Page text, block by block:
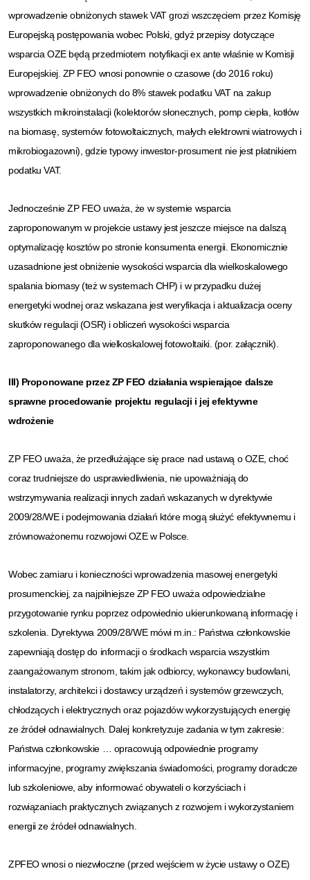
wprowadzenie obniżonych stawek VAT grozi wszczęciem przez Komisję
Europejską postępowania wobec Polski, gdyż przepisy dotyczące
wsparcia OZE będą przedmiotem notyfikacji ex ante właśnie w Komisji
Europejskiej. ZP FEO wnosi ponownie o czasowe (do 2016 roku)
wprowadzenie obniżonych do 8% stawek podatku VAT na zakup
wszystkich mikroinstalacji (kolektorów słonecznych, pomp ciepła, kotłów
na biomasę, systemów fotowoltaicznych, małych elektrowni wiatrowych i
mikrobiogazowni), gdzie typowy inwestor-prosument nie jest płatnikiem
podatku VAT.
Jednocześnie ZP FEO uważa, że w systemie wsparcia
zaproponowanym w projekcie ustawy jest jeszcze miejsce na dalszą
optymalizację kosztów po stronie konsumenta energii. Ekonomicznie
uzasadnione jest obniżenie wysokości wsparcia dla wielkoskalowego
spalania biomasy (też w systemach CHP) i w przypadku dużej
energetyki wodnej oraz wskazana jest weryfikacja i aktualizacja oceny
skutków regulacji (OSR) i obliczeń wysokości wsparcia
zaproponowanego dla wielkoskalowej fotowoltaiki. (por. załącznik).
III) Proponowane przez ZP FEO działania wspierające dalsze
sprawne procedowanie projektu regulacji i jej efektywne
wdrożenie
ZP FEO uważa, że przedłużające się prace nad ustawą o OZE, choć
coraz trudniejsze do usprawiedliwienia, nie upoważniają do
wstrzymywania realizacji innych zadań wskazanych w dyrektywie
2009/28/WE i podejmowania działań które mogą służyć efektywnemu i
zrównoważonemu rozwojowi OZE w Polsce.
Wobec zamiaru i konieczności wprowadzenia masowej energetyki
prosumenckiej, za najpilniejsze ZP FEO uważa odpowiedzialne
przygotowanie rynku poprzez odpowiednio ukierunkowaną informację i
szkolenia. Dyrektywa 2009/28/WE mówi m.in.: Państwa członkowskie
zapewniają dostęp do informacji o środkach wsparcia wszystkim
zaangażowanym stronom, takim jak odbiorcy, wykonawcy budowlani,
instalatorzy, architekci i dostawcy urządzeń i systemów grzewczych,
chłodzących i elektrycznych oraz pojazdów wykorzystujących energię
ze źródeł odnawialnych. Dalej konkretyzuje zadania w tym zakresie:
Państwa członkowskie … opracowują odpowiednie programy
informacyjne, programy zwiększania świadomości, programy doradcze
lub szkoleniowe, aby informować obywateli o korzyściach i
rozwiązaniach praktycznych związanych z rozwojem i wykorzystaniem
energii ze źródeł odnawialnych.
ZPFEO wnosi o niezwłoczne (przed wejściem w życie ustawy o OZE)